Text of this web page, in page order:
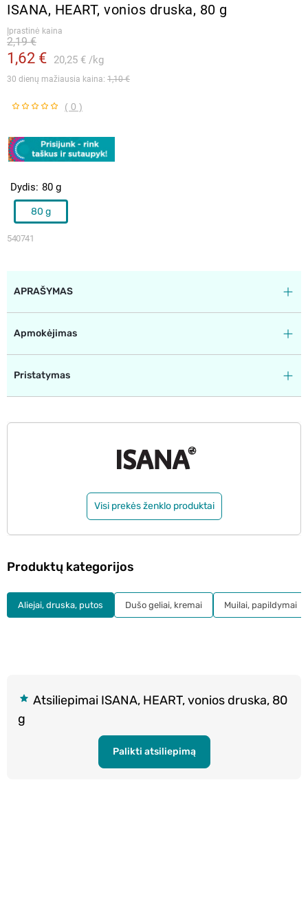
ISANA, HEART, vonios druska, 80 g
Įprastinė kaina
1,62 € 20,25 € kg
2,19 €
30 dienų mažiausia kaina: 1,10 €
( 0 )
540741
Dydis 80 g
80 g
APRAŠYMAS
Apmokėjimas
Pristatymas
Visi prekės ženklo produktai
Atsiliepimai ISANA, HEART, vonios druska, 80
g
Palikti atsiliepimą
Produktų kategorijos
Aliejai, druska, putos Dušo geliai, kremai Muilai, papildymai